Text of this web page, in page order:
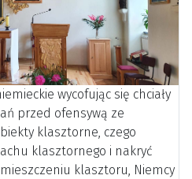
wycofując się chciały
przed ofensywą ze
klasztorne, czego
klasztornego i nakryć
klasztoru, Niemcy